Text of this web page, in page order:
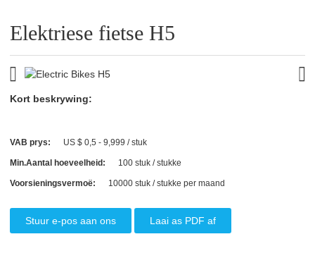
Elektriese fietse H5
Kort beskrywing:
VAB prys: US $ 0,5 - 9,999 / stuk
Min.Aantal hoeveelheid: 100 stuk / stukke
Voorsieningsvermoë: 10000 stuk / stukke per maand
Stuur e-pos aan ons Laai as PDF af